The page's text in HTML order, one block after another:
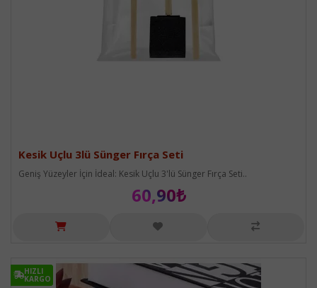
Kesik Uçlu 3lü Sünger Fırça Seti
Geniş Yüzeyler İçin İdeal: Kesik Uçlu 3'lü Sünger Fırça Seti..
60,90₺
HIZLI
KARGO
HIZLI
KARGO